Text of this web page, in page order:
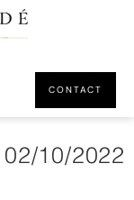
CONTACT
02/10/2022